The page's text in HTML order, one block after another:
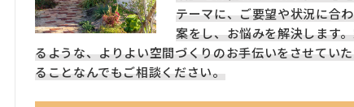
テーマに、ご要望や状況に合
案をし、お悩みを解決します
るような、よりよい空間づくりのお手伝いをさせてい
ることなんでもご相談ください。